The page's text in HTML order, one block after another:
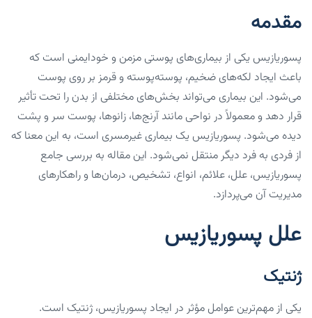
مقدمه
پسوریازیس یکی از بیماری‌های پوستی مزمن و خودایمنی است که
باعث ایجاد لکه‌های ضخیم، پوسته‌پوسته و قرمز بر روی پوست
می‌شود. این بیماری می‌تواند بخش‌های مختلفی از بدن را تحت تأثیر
قرار دهد و معمولاً در نواحی مانند آرنج‌ها، زانوها، پوست سر و پشت
دیده می‌شود. پسوریازیس یک بیماری غیرمسری است، به این معنا که
از فردی به فرد دیگر منتقل نمی‌شود. این مقاله به بررسی جامع
پسوریازیس، علل، علائم، انواع، تشخیص، درمان‌ها و راهکارهای
مدیریت آن می‌پردازد.
علل پسوریازیس
ژنتیک
یکی از مهم‌ترین عوامل مؤثر در ایجاد پسوریازیس، ژنتیک است.